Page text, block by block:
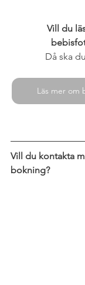
Vill du
Då ska
Läs mer om
Vill du kontakta
bokning?